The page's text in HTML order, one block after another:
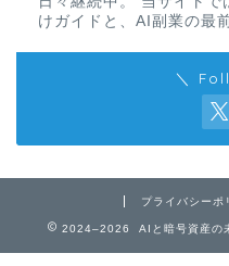
けガイドと、AI副業の最
＼
プライバシーポ
2024–2026 AIと暗号資産の